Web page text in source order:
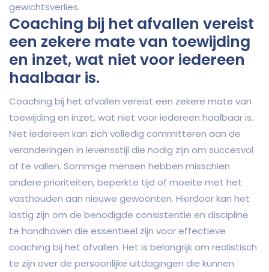
gewichtsverlies.
Coaching bij het afvallen vereist
een zekere mate van toewijding
en inzet, wat niet voor iedereen
haalbaar is.
Coaching bij het afvallen vereist een zekere mate van
toewijding en inzet, wat niet voor iedereen haalbaar is.
Niet iedereen kan zich volledig committeren aan de
veranderingen in levensstijl die nodig zijn om succesvol
af te vallen. Sommige mensen hebben misschien
andere prioriteiten, beperkte tijd of moeite met het
vasthouden aan nieuwe gewoonten. Hierdoor kan het
lastig zijn om de benodigde consistentie en discipline
te handhaven die essentieel zijn voor effectieve
coaching bij het afvallen. Het is belangrijk om realistisch
te zijn over de persoonlijke uitdagingen die kunnen